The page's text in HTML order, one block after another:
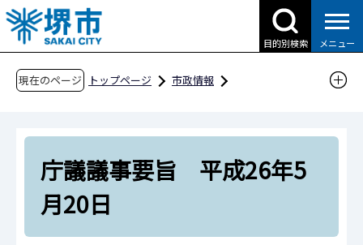
こ
の
ペ
目的別検索 メニュー
現在のページ トップページ
市政情報
庁議の議事要旨（平成26年度）
庁議議事要旨 平成26年5月20日
庁議議事要旨 平成26年5
月20日